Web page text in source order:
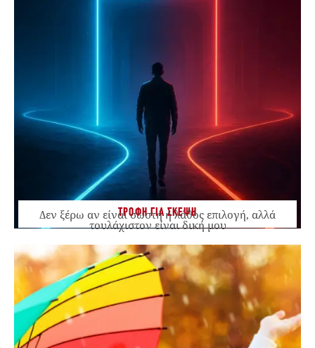
ΤΡΟΦΗ ΓΙΑ ΣΚΕΨΗ
Δεν ξέρω αν είναι σωστή ή λάθος επιλογή, αλλά
τουλάχιστον είναι δική μου